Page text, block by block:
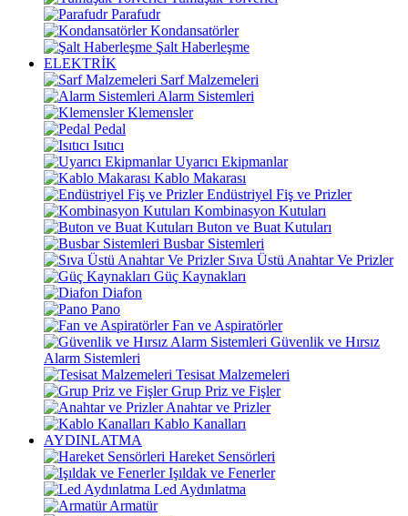
Parafudr
Kondansatörler
Şalt Haberleşme
ELEKTRİK
Sarf Malzemeleri
Alarm Sistemleri
Klemensler
Pedal
Isıtıcı
Uyarıcı Ekipmanlar
Kablo Makarası
Endüstriyel Fiş ve Prizler
Kombinasyon Kutuları
Buton ve Buat Kutuları
Busbar Sistemleri
Sıva Üstü Anahtar Ve Prizler
Güç Kaynakları
Diafon
Pano
Fan ve Aspiratörler
Güvenlik ve Hırsız
Alarm Sistemleri
Tesisat Malzemeleri
Grup Priz ve Fişler
Anahtar ve Prizler
Kablo Kanalları
AYDINLATMA
Hareket Sensörleri
Işıldak ve Fenerler
Led Aydınlatma
Armatür